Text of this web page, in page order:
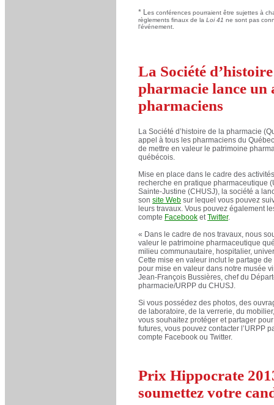
* Les conférences pourraient être sujettes à
règlements finaux de la Loi 41 ne sont pas
l'événement.
La Société
pharmacie lance un
pharmaciens
La Société d’histoire de la pharmacie
appel à tous les pharmaciens du
de mettre en valeur le patrimoine
québécois.
Mise en place dans le cadre des
recherche en pratique pharmaceutique
Sainte-Justine (CHUSJ), la société a
son site Web sur lequel vous pouvez
leurs travaux. Vous pouvez également
compte Facebook etTwitter.
« Dans le cadre de nos travaux, nous
valeur le patrimoine pharmaceutique
milieu communautaire, hospitalier,
Cette mise en valeur inclut le partage
pour mise en valeur dans notre musée
Jean-François Bussières, chef du
pharmacie/URPP du CHUSJ.
Si vous possédez des photos, des
de laboratoire, de la verrerie, du
vous souhaitez protéger et partager
futures, vous pouvez contacter l’URPP
compte Facebook ou Twitter.
Prix Hippocrate
soumettez votre